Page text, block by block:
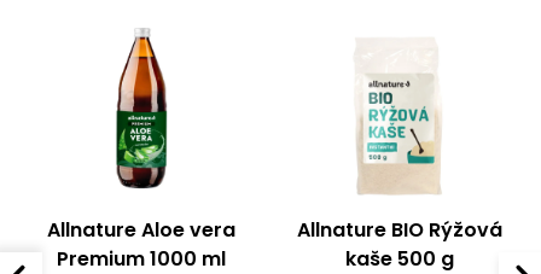
Allnature Aloe vera
Premium 1000 ml
Allnature BIO Rýžová
kaše 500 g